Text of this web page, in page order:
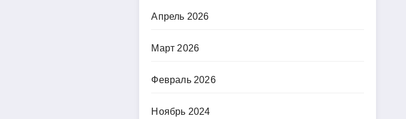
Апрель 2026
Март 2026
Февраль 2026
Ноябрь 2024